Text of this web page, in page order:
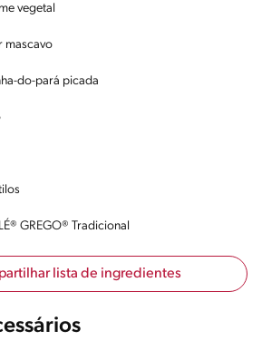
vegetal
mascavo
do-pará picada
GREGO® Tradicional
lista de ingredientes